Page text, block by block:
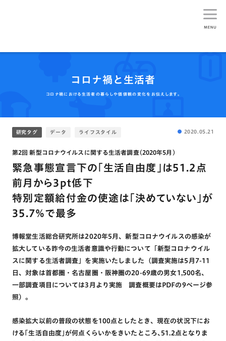
コロナ禍と生活者
コロナ禍における生活者の暮らしや価値観の変化をお伝えします。
研究タグ データ ライフスタイル 2020.05.21
第2回 新型コロナウイルスに関する生活者調査(2020年5月)
緊急事態宣言下の｢生活自由度｣は51.2点
前月から3pt低下
特別定額給付金の使途は｢決めていない｣が
35.7％で最多
博報堂生活総合研究所は2020年5月、新型コロナウイルスの感染が
拡大している昨今の生活者意識や行動について「新型コロナウイル
スに関する生活者調査」を実施いたしました（調査実施は5月7-11
日、対象は首都圏・名古屋圏・阪神圏の20-69歳の男女1,500名、
一部調査項目については3月より実施 調査概要はPDFの9ページ参
照）。
感染拡大以前の普段の状態を100点としたとき、現在の状況下にお
ける｢生活自由度｣が何点くらいかをきいたところ､51.2点となりま